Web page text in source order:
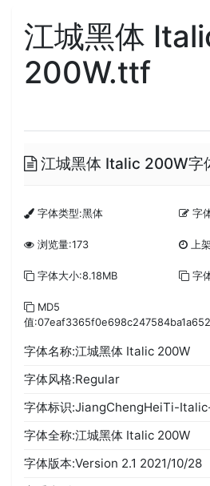
江城黑体
200W.ttf
江城黑体 Italic 200W字
字体类型:黑体 字
浏览量:173 上
字体大小:8.18MB 字
MD5
值
字体名称:江城黑体 Italic 200W
字体风格:Regular
字体标识:JiangChengHeiTi-
字体全称:江城黑体 Italic 200W
字体版本:Version 2.1 2021/10/28